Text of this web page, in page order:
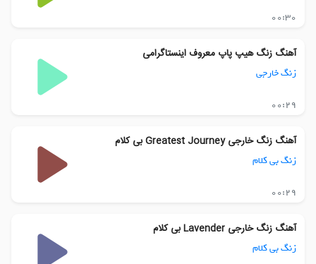
00:30
آهنگ زنگ هیپ پاپ معروف اینستاگرامی
زنگ خارجی
00:29
آهنگ زنگ خارجی Greatest Journey بی کلام
زنگ بی کلام
00:29
آهنگ زنگ خارجی Lavender بی کلام
زنگ بی کلام